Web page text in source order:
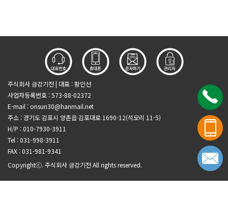
주식회사 금강기전 | 대표 : 황인선
사업자등록번호 : 573-88-02372
E-mail : onsun30@hanmail.net
주소 : 경기도 김포시 양촌읍 김포대로 1690-12(석모리 11-5)
H/P : 010-7930-3911
Tel : 031-998-3911
FAX : 031-981-9341
Copyrightⓒ. 주식회사 금강기전 All rights reserved.